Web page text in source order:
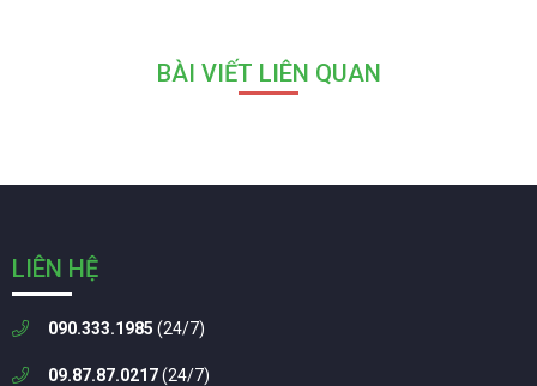
BÀI VIẾT LIÊN QUAN
LIÊN HỆ
090.333.1985 (24/7)
09.87.87.0217(24/7)